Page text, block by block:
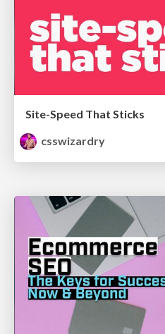
Site-Speed That Sticks
csswizardry